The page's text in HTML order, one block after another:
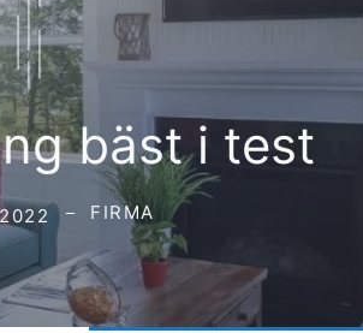
bäst i test
FIRMA